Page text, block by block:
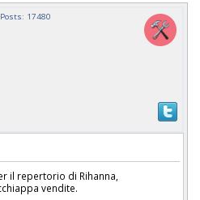
Posts: 17480
il repertorio di Rihanna,
vendite.